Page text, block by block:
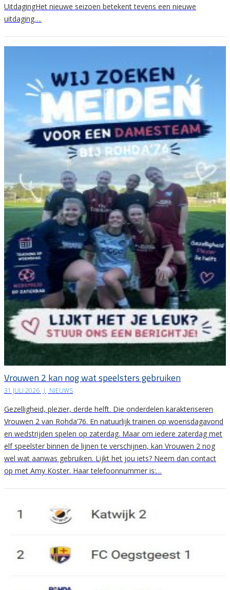
UitdagingHet nieuwe seizoen betekent tevens een nieuwe
uitdaging….
Vrouwen 2 kan nog wat speelsters gebruiken
31 JULI 2026 | NIEUWS
Gezelligheid, plezier, derde helft. Die onderdelen karakteriseren
Vrouwen 2 van Rohda’76. En natuurlijk trainen op woensdagavond
en wedstrijden spelen op zaterdag. Maar om iedere zaterdag met
elf speelster binnen de lijnen te verschijnen, kan Vrouwen 2 nog
wel wat aanwas gebruiken. Lijkt het jou iets? Neem dan contact
op met Amy Koster. Haar telefoonnummer is:…